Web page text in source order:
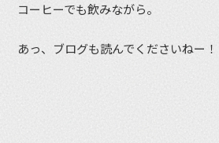
コーヒーでも飲みながら。
あっ、ブログも読んでくださいねー！